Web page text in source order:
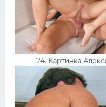
24. Картинка